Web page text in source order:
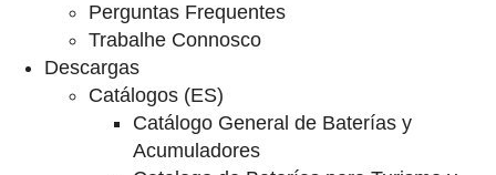
Perguntas Frequentes
Trabalhe Connosco
Descargas
Catálogos (ES)
Catálogo General de Baterías y
Acumuladores